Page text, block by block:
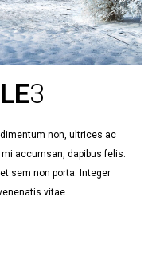
3
non, ultrices ac
accumsan, dapibus felis.
sem non porta. Integer
vitae.